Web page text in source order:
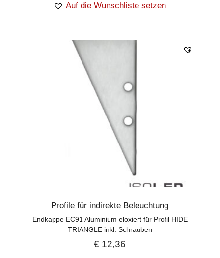
Auf die Wunschliste setzen
Profile für indirekte Beleuchtung
Endkappe EC91 Aluminium eloxiert für Profil HIDE
TRIANGLE inkl. Schrauben
€ 12,36